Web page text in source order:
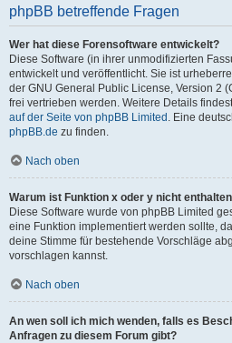
phpBB betreffende Fragen
Wer hat diese Forensoftware entwickelt?
Diese Software (in ihrer unmodifizierten
entwickelt und veröffentlicht. Sie ist
der GNU General Public License, Version 2
frei vertrieben werden. Weitere Details
auf der Seite von phpBB Limited . Eine
phpBB.de zu finden.
Nach oben
Warum ist Funktion x oder y nicht
Diese Software wurde von phpBB Limited
eine Funktion implementiert werden sollte,
deine Stimme für bestehende Vorschläge
vorschlagen kannst.
Nach oben
An wen soll ich mich wenden, falls es
Anfragen zu diesem Forum gibt?